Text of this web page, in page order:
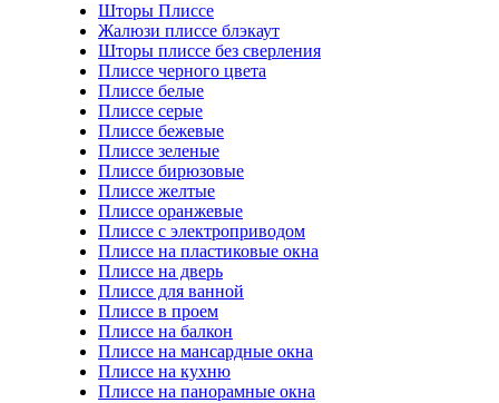
Шторы Плиссе
Жалюзи плиссе блэкаут
Шторы плиссе без сверления
Плиссе черного цвета
Плиссе белые
Плиссе серые
Плиссе бежевые
Плиссе зеленые
Плиссе бирюзовые
Плиссе желтые
Плиссе оранжевые
Плиссе с электроприводом
Плиссе на пластиковые окна
Плиссе на дверь
Плиссе для ванной
Плиссе в проем
Плиссе на балкон
Плиссе на мансардные окна
Плиссе на кухню
Плиссе на панорамные окна